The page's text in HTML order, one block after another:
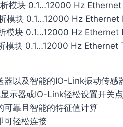
模块 0.1…12000 Hz
模块 0.1…12000 Hz
模块 0.1…12000 Hz Ethernet
模块 0.1…12000 Hz Ethernet
器以及智能的IO-Link振动传感
示器或IO-Link轻松设置开关点
可靠且智能的特征值计算
可轻松连接